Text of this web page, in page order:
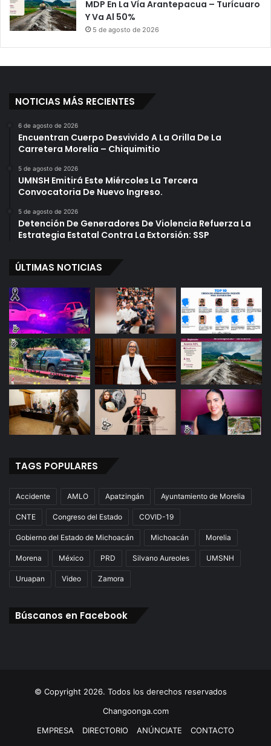
MDP En La Vía Arantepacua – Turícuaro
Y Va Al 50%
5 de agosto de 2026
NOTICIAS MÁS RECIENTES
6 de agosto de 2026
Encuentran Cuerpo Desvivido A La Orilla De La
Carretera Morelia – Chiquimitio
5 de agosto de 2026
UMNSH Emitirá Este Miércoles La Tercera
Convocatoria De Nuevo Ingreso.
5 de agosto de 2026
Detención De Generadores De Violencia Refuerza La
Estrategia Estatal Contra La Extorsión: SSP
ÚLTIMAS NOTICIAS
TAGS POPULARES
Accidente AMLO Apatzingán Ayuntamiento de Morelia
CNTE Congreso del Estado COVID-19
Gobierno del Estado de Michoacán Michoacán Morelia
Morena México PRD Silvano Aureoles UMSNH
Uruapan Video Zamora
Búscanos en Facebook
© Copyright 2026. Todos los derechos reservados
Changoonga.com
EMPRESA
DIRECTORIO ANÚNCIATE CONTACTO